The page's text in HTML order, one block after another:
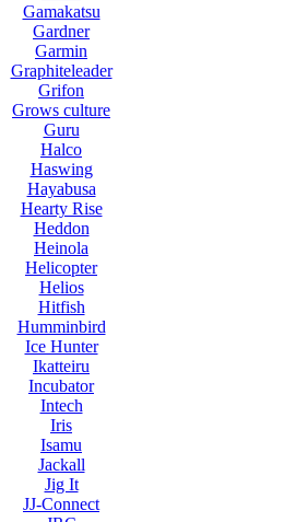
Gamakatsu
Gardner
Garmin
Graphiteleader
Grifon
Grows culture
Guru
Halco
Haswing
Hayabusa
Hearty Rise
Heddon
Heinola
Helicopter
Helios
Hitfish
Humminbird
Ice Hunter
Ikatteiru
Incubator
Intech
Iris
Isamu
Jackall
Jig It
JJ-Connect